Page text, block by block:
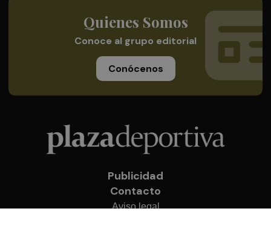
Quienes Somos
Conoce al grupo editorial
Conócenos
Publicidad
Contacto
Aviso legal